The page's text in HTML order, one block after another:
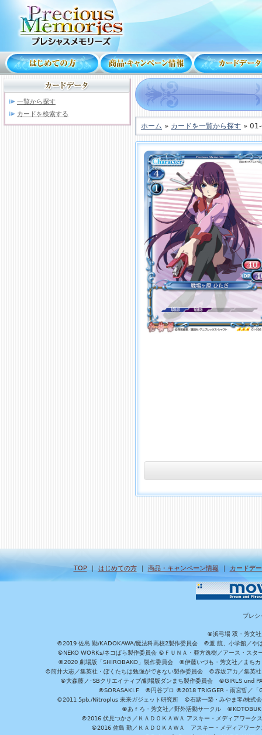
一覧から探す
カードを検索する
ホーム » カードを一覧から探す »
TOP｜ はじめての方｜ 商品・キャンペーン情報 ｜ カードデ
プレシ
©浜弓場 双・芳文社
©2019 佐島 勤/KADOKAWA/魔法科高校2製作委員会 ©渡 航、小学館／や
©NEKO WORKs/ネコぱら製作委員会 ©ＦＵＮＡ・亜方逸樹／アース・ス
©2020 劇場版「SHIROBAKO」製作委員会 ©伊藤いづも・芳文社／まち
©筒井大志／集英社・ぼくたちは勉強ができない製作委員会 ©赤坂アカ／集英
©大森藤ノ･SBクリエイティブ/劇場版ダンまち製作委員会 ©GIRLS und
©SORASAKI.F ©円谷プロ ©2018 TRIGGER・雨宮哲／
©2011 5pb./Nitroplus 未来ガジェット研究所 ©石踏一榮・みやま零/株式
©あｆろ・芳文社／野外活動サークル
©2016 伏見つかさ／ＫＡＤＯＫＡＷＡ アスキー・メディアワー
©2016 佐島 勤／ＫＡＤＯＫＡＷＡ アスキー・メディアワ